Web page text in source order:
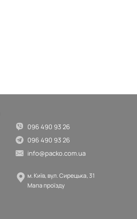
096 490 93 26
096 490 93 26
info@packo.com.ua
м. Київ, вул. Сирецька, 31
Мапа проїзду